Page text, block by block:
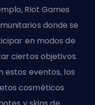
Riot Games
donde se
en modos de
ciertos objetivos.
eventos, los
cosméticos